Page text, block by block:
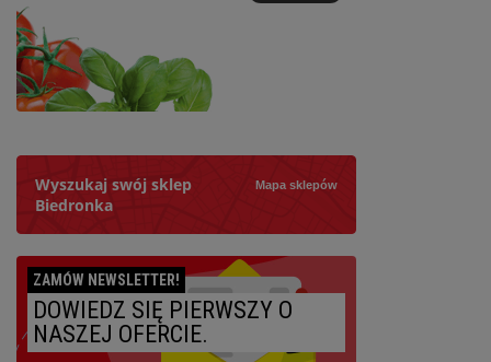
Wyszukaj swój sklep
Biedronka
Mapa sklepów
Szukaj
Najbliższy:
ZAMÓW NEWSLETTER!
DOWIEDZ SIĘ PIERWSZY O
NASZEJ OFERCIE.